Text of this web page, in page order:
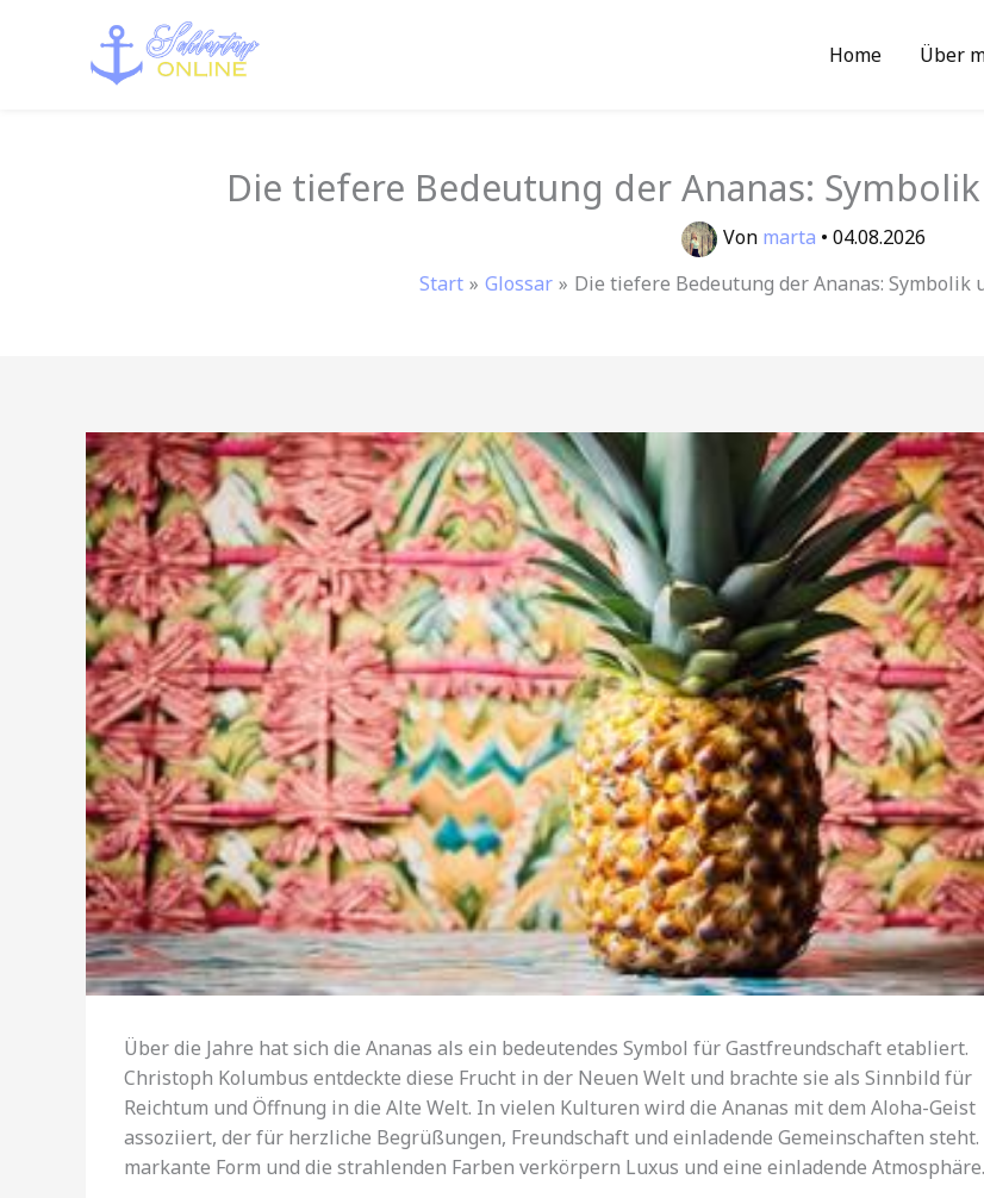
Home Über
Die tiefere Bedeutung der Ananas:
Von marta • 04.08.2026
Start
Glossar Die tiefere Bedeutung der Ananas:
Über die Jahre hat sich die Ananas als ein bedeutendes Symbol für Gastfreundschaft etabliert.
Christoph Kolumbus entdeckte diese Frucht in der Neuen Welt und brachte sie als Sinnbild für
Reichtum und Öffnung in die Alte Welt. In vielen Kulturen wird die Ananas mit dem Aloha-Geist
assoziiert, der für herzliche Begrüßungen, Freundschaft und einladende Gemeinschaften
markante Form und die strahlenden Farben verkörpern Luxus und eine einladende Atmosphäre.